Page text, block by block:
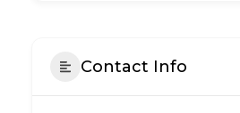
Contact Info